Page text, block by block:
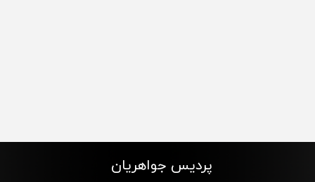
پردیس جواهریان